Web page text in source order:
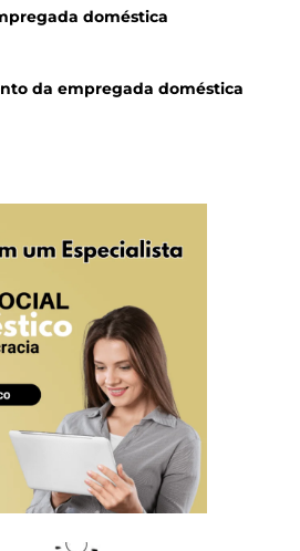
doméstica
da empregada doméstica